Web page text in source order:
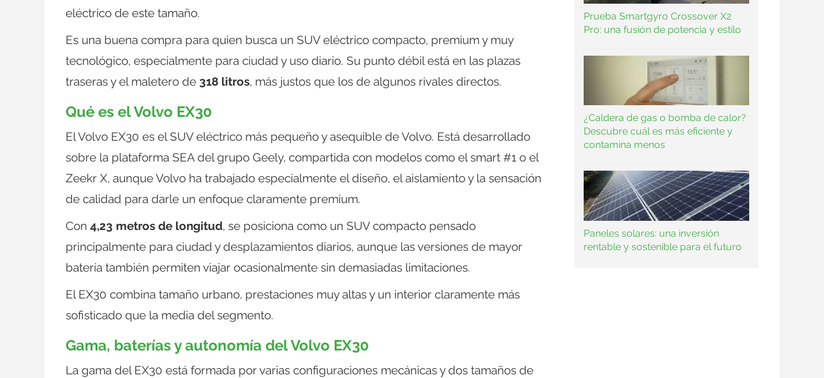
eléctrico de este tamaño.
Es una buena compra para quien busca un SUV eléctrico compacto, premium y muy
tecnológico, especialmente para ciudad y uso diario. Su punto débil está en las plazas
traseras y el maletero de 318 litros, más justos que los de algunos rivales directos.
Qué es el Volvo EX30
El Volvo EX30 es el SUV eléctrico más pequeño y asequible de Volvo. Está desarrollado
sobre la plataforma SEA del grupo Geely, compartida con modelos como el smart #1 o el
Zeekr X, aunque Volvo ha trabajado especialmente el diseño, el aislamiento y la sensación
de calidad para darle un enfoque claramente premium.
Con 4,23 metros de longitud, se posiciona como un SUV compacto pensado
principalmente para ciudad y desplazamientos diarios, aunque las versiones de mayor
batería también permiten viajar ocasionalmente sin demasiadas limitaciones.
El EX30 combina tamaño urbano, prestaciones muy altas y un interior claramente más
sofisticado que la media del segmento.
Gama, baterías y autonomía del Volvo EX30
La gama del EX30 está formada por varias configuraciones mecánicas y dos tamaños de
Prueba Smartgyro Crossover X2
Pro: una fusión de potencia y estilo
¿Caldera de gas o bomba de calor?
Descubre cuál es más eficiente y
contamina menos
Paneles solares: una inversión
rentable y sostenible para el futuro